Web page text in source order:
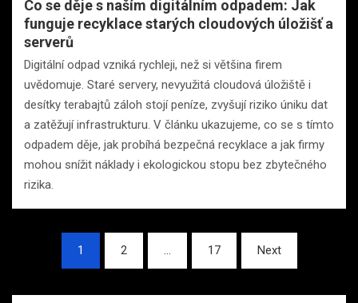
Co se děje s naším digitálním odpadem: Jak
funguje recyklace starých cloudových úložišť a
serverů
Digitální odpad vzniká rychleji, než si většina firem
uvědomuje. Staré servery, nevyužitá cloudová úložiště i
desítky terabajtů záloh stojí peníze, zvyšují riziko úniku dat
a zatěžují infrastrukturu. V článku ukazujeme, co se s tímto
odpadem děje, jak probíhá bezpečná recyklace a jak firmy
mohou snížit náklady i ekologickou stopu bez zbytečného
rizika.
Stránkování
příspěvků
1 2 … 17 Next